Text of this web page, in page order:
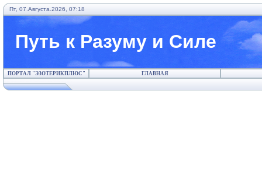
Пт, 07.Августа.2026, 07:18
Путь к Разуму и Силе
ПОРТАЛ "ЭЗОТЕРИКПЛЮС" ГЛАВНАЯ